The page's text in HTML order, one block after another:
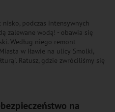
nisko, podczas intensywnych
zalewane wodą! - obawia się
Według niego remont
w Iławie na ulicy Smolki,
Ratusz, gdzie zwróciliśmy się
na